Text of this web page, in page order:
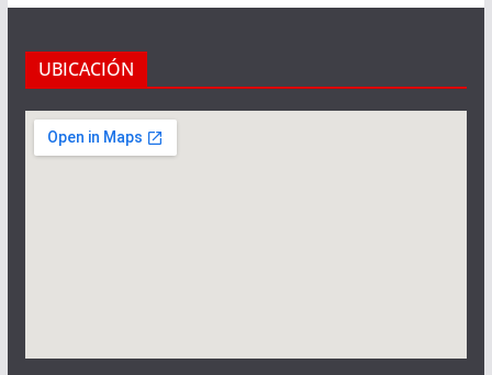
UBICACIÓN